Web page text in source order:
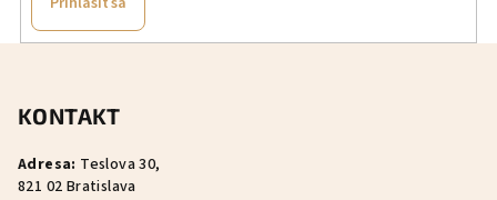
KONTAKT
Adresa: Teslova 30,
821 02 Bratislava